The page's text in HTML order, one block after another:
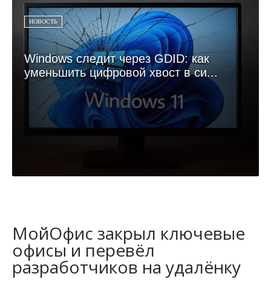
НОВОСТЬ
Windows следит через GDID: как
уменьшить цифровой хвост в си...
МойОфис закрыл ключевые
офисы и перевёл
разработчиков на удалёнку